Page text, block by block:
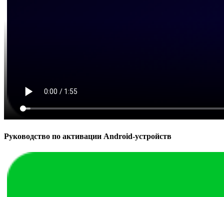
Руководство по активации Android-устройств